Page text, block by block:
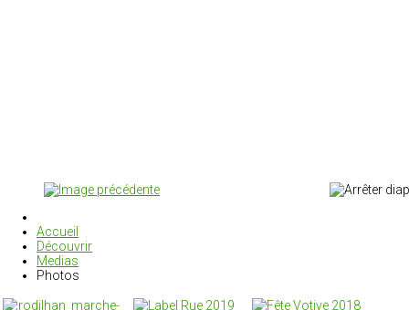
Accueil
Découvrir
Medias
Photos